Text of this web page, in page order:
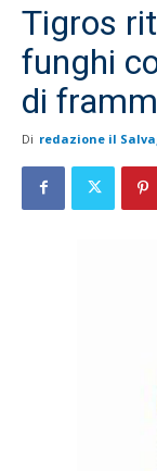
Tigros
funghi
di
Di redazione il